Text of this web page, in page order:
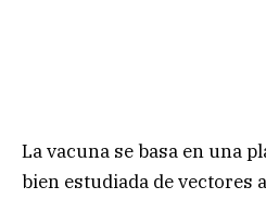
La vacuna se basa en una
bien estudiada de vectores